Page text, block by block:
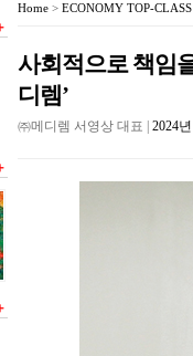
Home > ECONOMY TOP-CLASS
사회적으로 책임
디렘’
㈜메디렘 서영상 대표 | 2024